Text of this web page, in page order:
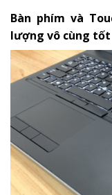
Bàn phím và
lượng vô cùng tốt